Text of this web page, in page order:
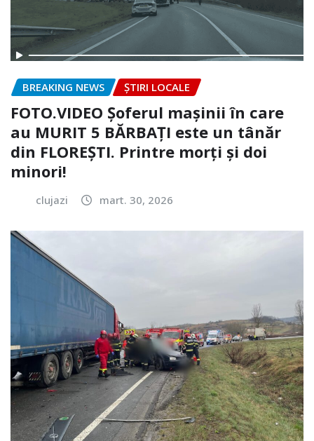
BREAKING NEWS ȘTIRI LOCALE
FOTO.VIDEO Șoferul mașinii în care
au MURIT 5 BĂRBAȚI este un tânăr
din FLOREȘTI. Printre morți și doi
minori!
clujazi mart. 30, 2026